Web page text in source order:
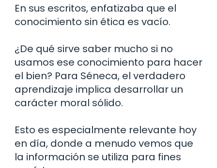
En sus escritos, enfatizaba que el
conocimiento sin ética es vacío.
¿De qué sirve saber mucho si no
usamos ese conocimiento para hacer
el bien? Para Séneca, el verdadero
aprendizaje implica desarrollar un
carácter moral sólido.
Esto es especialmente relevante hoy
en día, donde a menudo vemos que
la información se utiliza para fines